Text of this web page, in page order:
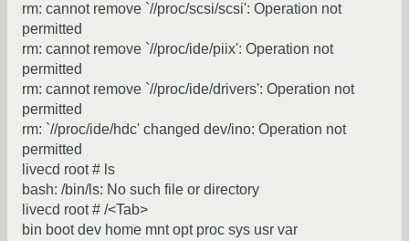
rm: cannot remove `//proc/scsi/scsi': Operation not
permitted
rm: cannot remove `//proc/ide/piix': Operation not
permitted
rm: cannot remove `//proc/ide/drivers': Operation not
permitted
rm: `//proc/ide/hdc' changed dev/ino: Operation not
permitted
livecd root # ls
bash: /bin/ls: No such file or directory
livecd root # /<Tab>
bin boot dev home mnt opt proc sys usr var